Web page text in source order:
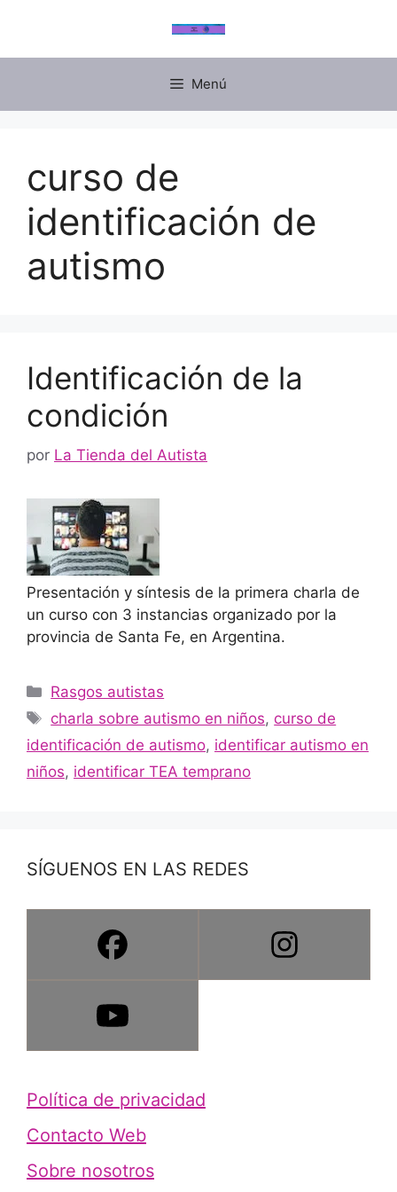
Menú
curso de
identificación de
autismo
Identificación de la
condición
por La Tienda del Autista
Presentación y síntesis de la primera charla de
un curso con 3 instancias organizado por la
provincia de Santa Fe, en Argentina.
Rasgos autistas
charla sobre autismo en niños, curso de
identificación de autismo, identificar autismo en
niños, identificar TEA temprano
SÍGUENOS EN LAS REDES
Política de privacidad
Contacto Web
Sobre nosotros